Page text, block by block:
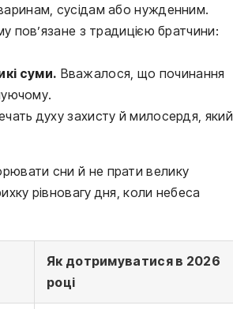
сусідам або нужденним.
пов’язане з традицією братчини:
суми. Вважалося, що починання
духу захисту й милосердя, який
сни й не прати велику
рівновагу дня, коли небеса
Як дотримуватися в 2026
році